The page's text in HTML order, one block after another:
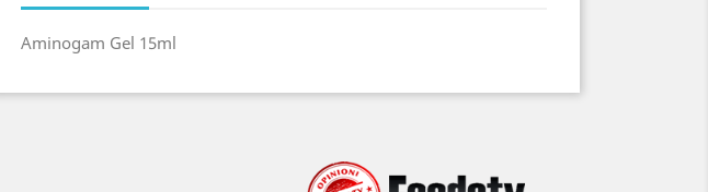
Aminogam Gel 15ml